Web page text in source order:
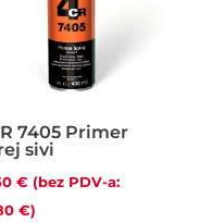
7405 Primer
sivi
€ (bez PDV-a:
€)